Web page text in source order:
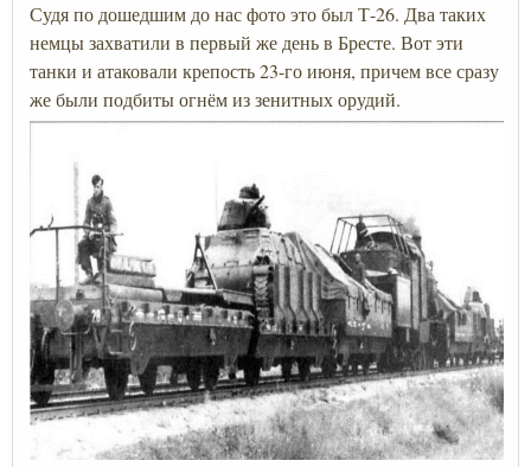
Судя по дошедшим до нас фото это был Т-26. Два таких
немцы захватили в первый же день в Бресте. Вот эти
танки и атаковали крепость 23-го июня, причем все сразу
же были подбиты огнём из зенитных орудий.